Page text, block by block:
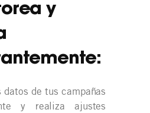
y
datos de tus campañas
y realiza ajustes